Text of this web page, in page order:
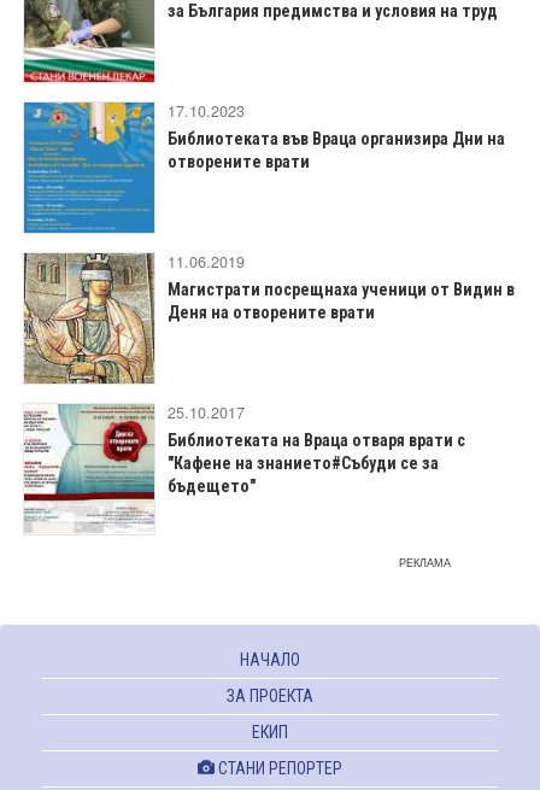
за България предимства и условия на труд
17.10.2023
Библиотеката във Враца организира Дни на
отворените врати
11.06.2019
Магистрати посрещнаха ученици от Видин в
Деня на отворените врати
25.10.2017
Библиотеката на Враца отваря врати с
"Кафене на знанието#Събуди се за
бъдещето"
РЕКЛАМА
НАЧАЛО
ЗА ПРОЕКТА
ЕКИП
СТАНИ РЕПОРТЕР